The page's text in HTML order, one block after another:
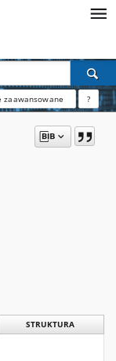
zaawansowane ?
STRUKTURA